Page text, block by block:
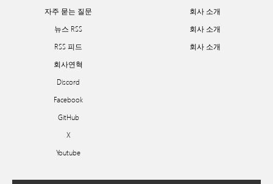
자주 묻는 질문
뉴스 RSS
RSS 피드
회사연혁
Discord
Facebook
GitHub
X
Youtube
회사 소개
회사 소개
회사 소개